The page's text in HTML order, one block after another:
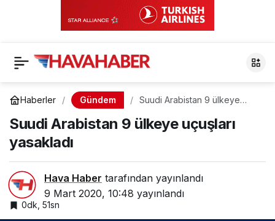
Haberler Gündem
Suudi Arabistan 9 ülkeye
Suudi Arabistan 9 ülkeye uçuşları
yasakladı
Hava Haber tarafından yayınlandı
9 Mart 2020, 10:48 yayınlandı
0dk, 51sn